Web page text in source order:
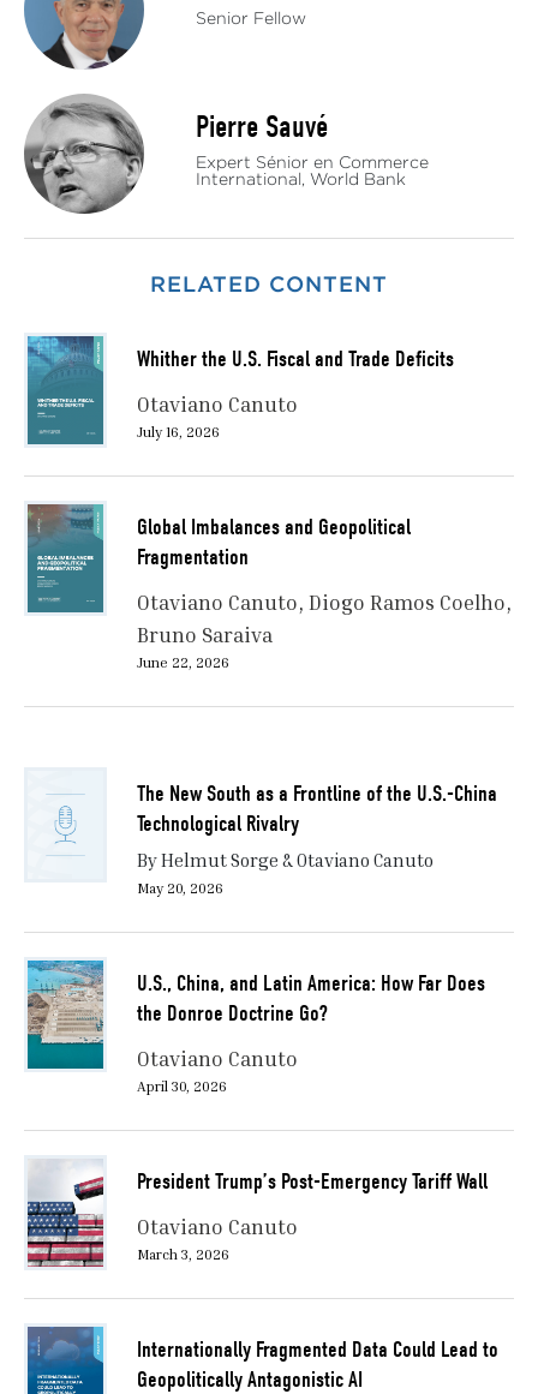
Senior Fellow
Pierre Sauvé
Expert Sénior en Commerce
International, World Bank
RELATED CONTENT
Whither the U.S. Fiscal and Trade Deficits
Otaviano Canuto
July 16, 2026
Global Imbalances and Geopolitical
Fragmentation
Otaviano Canuto Diogo Ramos Coelho
Bruno Saraiva
June 22, 2026
The New South as a Frontline of the U.S.-China
Technological Rivalry
By Helmut Sorge & Otaviano Canuto
May 20, 2026
U.S., China, and Latin America: How Far Does
the Donroe Doctrine Go?
Otaviano Canuto
April 30, 2026
President Trump’s Post-Emergency Tariff Wall
Otaviano Canuto
March 3, 2026
Internationally Fragmented Data Could Lead to
Geopolitically Antagonistic AI